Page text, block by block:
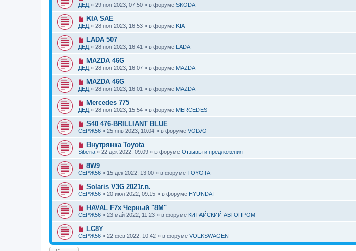
и
е
б
щ
е
н
и
е
с
о
б
щ
е
н
и
е
о
в
о
е
с
о
б
щ
е
н
и
е
ДЕД » 29 ноя 2023, 07:50 » в форуме SKODA
Н
о
в
о
е
с
о
б
щ
е
н
и
е
KIA SAE
ДЕД » 28 ноя 2023, 16:53 » в форуме KIA
Н
о
в
о
е
с
о
б
щ
е
н
и
е
LADA 507
ДЕД » 28 ноя 2023, 16:41 » в форуме LADA
Н
о
в
о
е
с
о
б
щ
е
н
и
е
MAZDA 46G
ДЕД » 28 ноя 2023, 16:07 » в форуме MAZDA
Н
о
в
о
е
с
о
о
б
щ
е
н
и
е
MAZDA 46G
ДЕД » 28 ноя 2023, 16:01 » в форуме MAZDA
Н
о
в
о
е
с
о
б
щ
е
н
и
е
Mercedes 775
ДЕД » 28 ноя 2023, 15:54 » в форуме MERCEDES
Н
о
в
о
е
с
о
о
б
щ
е
н
и
е
S40 476-BRILLIANT BLUE
СЕРЖ56 » 25 янв 2023, 10:04 » в форуме VOLVO
Н
о
в
о
е
с
о
о
б
щ
е
н
и
е
Внутрянка Toyota
Siberia » 22 дек 2022, 09:09 » в форуме Отзывы и предложения
Н
о
в
о
е
с
о
б
щ
е
н
и
е
8W9
СЕРЖ56 » 15 дек 2022, 13:00 » в форуме TOYOTA
Н
о
в
о
е
с
о
б
щ
е
Solaris V3G 2021г.в.
СЕРЖ56 » 20 июл 2022, 09:15 » в форуме HYUNDAI
Н
о
в
о
е
с
о
HAVAL F7x Черный "8M"
СЕРЖ56 » 23 май 2022, 11:23 » в форуме КИТАЙСКИЙ АВТОПРОМ
Н
о
в
о
LC8Y
СЕРЖ56 » 22 фев 2022, 10:42 » в форуме VOLKSWAGEN